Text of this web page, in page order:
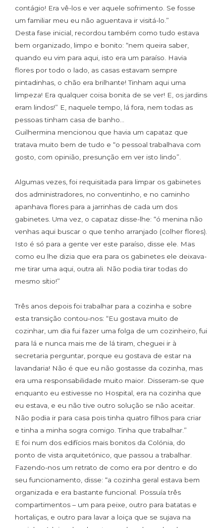
contágio! Era vê-los e ver aquele sofrimento. Se fosse
um familiar meu eu não aguentava ir visitá-lo.”
Desta fase inicial, recordou também como tudo estava
bem organizado, limpo e bonito: “nem queira saber,
quando eu vim para aqui, isto era um paraíso. Havia
flores por todo o lado, as casas estavam sempre
pintadinhas, o chão era brilhante! Tinham aqui uma
limpeza! Era qualquer coisa bonita de se ver! E, os jardins
eram lindos!” E, naquele tempo, lá fora, nem todas as
pessoas tinham casa de banho…
Guilhermina mencionou que havia um capataz que
tratava muito bem de tudo e “o pessoal trabalhava com
gosto, com opinião, presunção em ver isto lindo”.
Algumas vezes, foi requisitada para limpar os gabinetes
dos administradores, no conventinho, e no caminho
apanhava flores para a jarrinhas de cada um dos
gabinetes. Uma vez, o capataz disse-lhe: “ó menina não
venhas aqui buscar o que tenho arranjado (colher flores).
Isto é só para a gente ver este paraíso, disse ele. Mas
como eu lhe dizia que era para os gabinetes ele deixava-
me tirar uma aqui, outra ali. Não podia tirar todas do
mesmo sítio!”
Três anos depois foi trabalhar para a cozinha e sobre
esta transição contou-nos: “Eu gostava muito de
cozinhar, um dia fui fazer uma folga de um cozinheiro, fui
para lá e nunca mais me de lá tiram, cheguei ir à
secretaria perguntar, porque eu gostava de estar na
lavandaria! Não é que eu não gostasse da cozinha, mas
era uma responsabilidade muito maior. Disseram-se que
enquanto eu estivesse no Hospital, era na cozinha que
eu estava, e eu não tive outro solução se não aceitar.
Não podia ir para casa pois tinha quatro filhos para criar
e tinha a minha sogra comigo. Tinha que trabalhar.”
E foi num dos edifícios mais bonitos da Colónia, do
ponto de vista arquitetónico, que passou a trabalhar.
Fazendo-nos um retrato de como era por dentro e do
seu funcionamento, disse: “a cozinha geral estava bem
organizada e era bastante funcional. Possuía três
compartimentos – um para peixe, outro para batatas e
hortaliças, e outro para lavar a loiça que se sujava na